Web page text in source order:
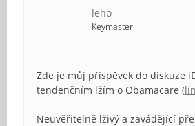
leho
Keymaster
Zde je můj příspěvek do diskuze
tendenčním lžím o Obamacare (
Neuvěřitelně lživý a zavádějící